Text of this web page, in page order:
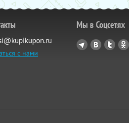
с нами
Мы в Соцсетях